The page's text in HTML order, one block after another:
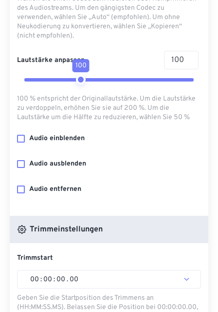
des Audiostreams. Um den gängigsten Codec zu
verwenden, wählen Sie „Auto“ (empfohlen). Um ohne
Neukodierung zu konvertieren, wählen Sie „Kopieren“
(nicht empfohlen).
Lautstärke anpassen
100
100 % entspricht der Originallautstärke. Um die Lautstärke
zu verdoppeln, erhöhen Sie sie auf 200 %. Um die
Lautstärke um die Hälfte zu reduzieren, wählen Sie 50 %
Audio einblenden
Audio ausblenden
Audio entfernen
Trimmeinstellungen
Trimmstart
00 : 00 : 00 . 00
Geben Sie die Startposition des Trimmens an
(HH:MM:SS.MS). Belassen Sie die Position bei 00:00:00.00,